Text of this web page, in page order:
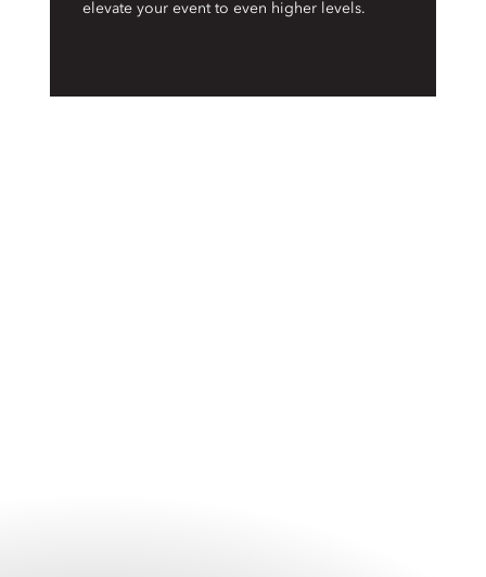
elevate your event to even higher levels.